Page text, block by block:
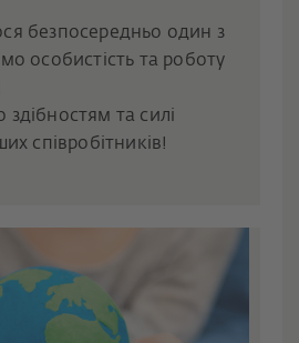
безпосередньо один з
особистість та роботу
та силі
співробітників!